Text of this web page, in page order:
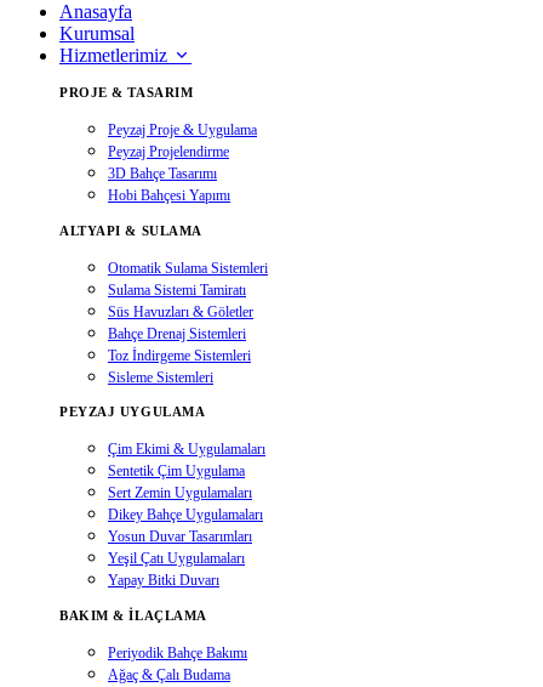
Anasayfa
Kurumsal
Hizmetlerimiz
PROJE & TASARIM
Peyzaj Proje & Uygulama
Peyzaj Projelendirme
3D Bahçe Tasarımı
Hobi Bahçesi Yapımı
ALTYAPI & SULAMA
Otomatik Sulama Sistemleri
Sulama Sistemi Tamiratı
Süs Havuzları & Göletler
Bahçe Drenaj Sistemleri
Toz İndirgeme Sistemleri
Sisleme Sistemleri
PEYZAJ UYGULAMA
Çim Ekimi & Uygulamaları
Sentetik Çim Uygulama
Sert Zemin Uygulamaları
Dikey Bahçe Uygulamaları
Yosun Duvar Tasarımları
Yeşil Çatı Uygulamaları
Yapay Bitki Duvarı
BAKIM & İLAÇLAMA
Periyodik Bahçe Bakımı
Ağaç & Çalı Budama